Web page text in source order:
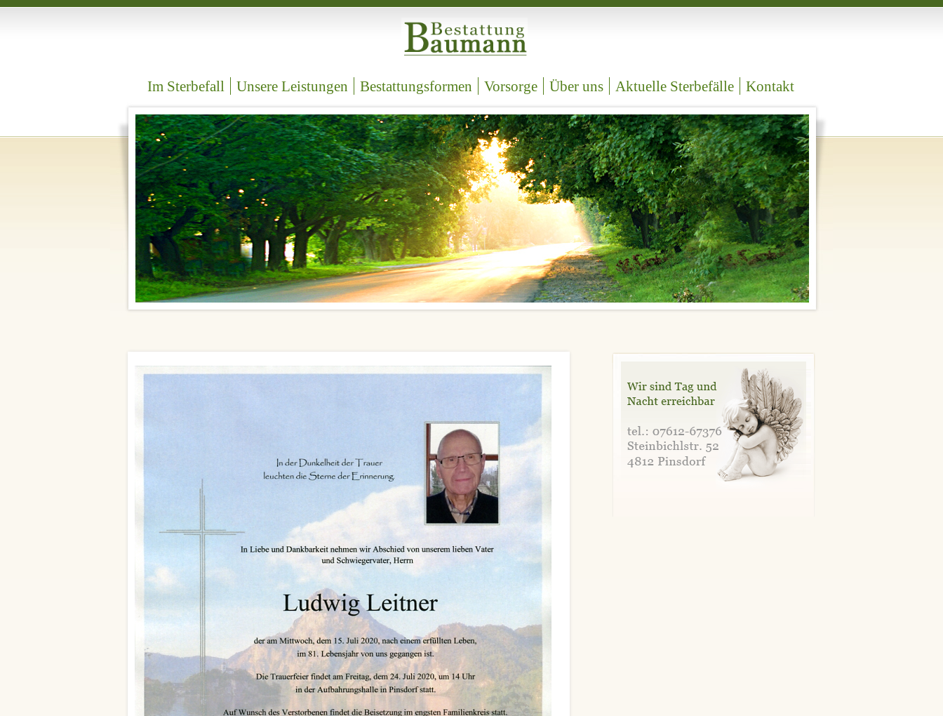
Bestattung
Baumann
Bestattung
und
Pinsdorf
Im Sterbefall Unsere Leistungen Bestattungsformen Vorsorge Über uns Aktuelle Sterbefälle Kontakt